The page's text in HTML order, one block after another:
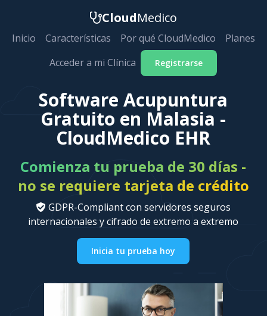
CloudMedico
Inicio Características Por qué CloudMedico
Planes
Acceder a mi Clínica
Registrarse
Software Acupuntura
Gratuito en Malasia -
CloudMedico EHR
Comienza tu prueba de 30 días -
no se requiere tarjeta de crédito
GDPR-Compliant con servidores seguros
internacionales y cifrado de extremo a extremo
Inicia tu prueba hoy